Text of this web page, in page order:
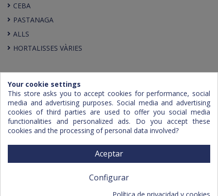
CEBA
PASTANAGA
ALLS
HORTALISSES VÀRIES
Actualment treballem a Mallorca, Menorca i Eivissa.
Your cookie settings
This store asks you to accept cookies for performance, social
media and advertising purposes. Social media and advertising
cookies of third parties are used to offer you social media
functionalities and personalized ads. Do you accept these
cookies and the processing of personal data involved?
Aceptar
Configurar
Política de privacidad y cookies